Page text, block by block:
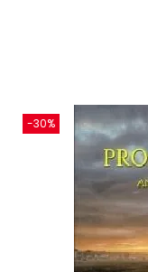
-30%